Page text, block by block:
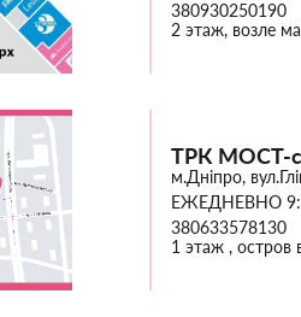
380930250190
2 этаж, возле
ТРК МОСТ-
м.Дніпро,
ЕЖЕДНЕВНО
380633578130
1 этаж , остров